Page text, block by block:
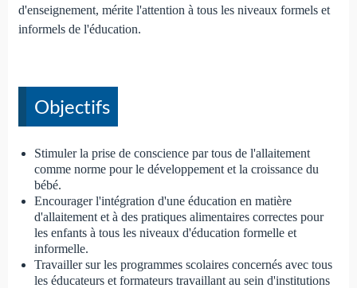
d'enseignement, mérite l'attention à tous les niveaux formels et
informels de l'éducation.
Objectifs
Stimuler la prise de conscience par tous de l'allaitement
comme norme pour le développement et la croissance du
bébé.
Encourager l'intégration d'une éducation en matière
d'allaitement et à des pratiques alimentaires correctes pour
les enfants à tous les niveaux d'éducation formelle et
informelle.
Travailler sur les programmes scolaires concernés avec tous
les éducateurs et formateurs travaillant au sein d'institutions